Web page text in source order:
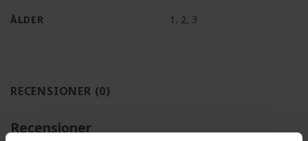
ÅLDER 1 , 2, 3
RECENSIONER (0)
Recensioner